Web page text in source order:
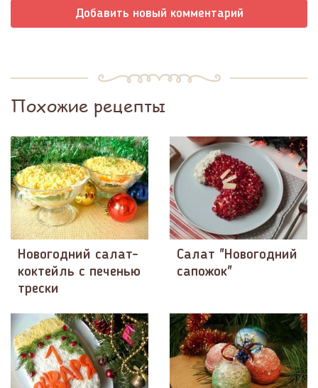
Добавить новый комментарий
Похожие рецепты
Новогодний салат-
коктейль с печенью
трески
Салат "Новогодний
сапожок"